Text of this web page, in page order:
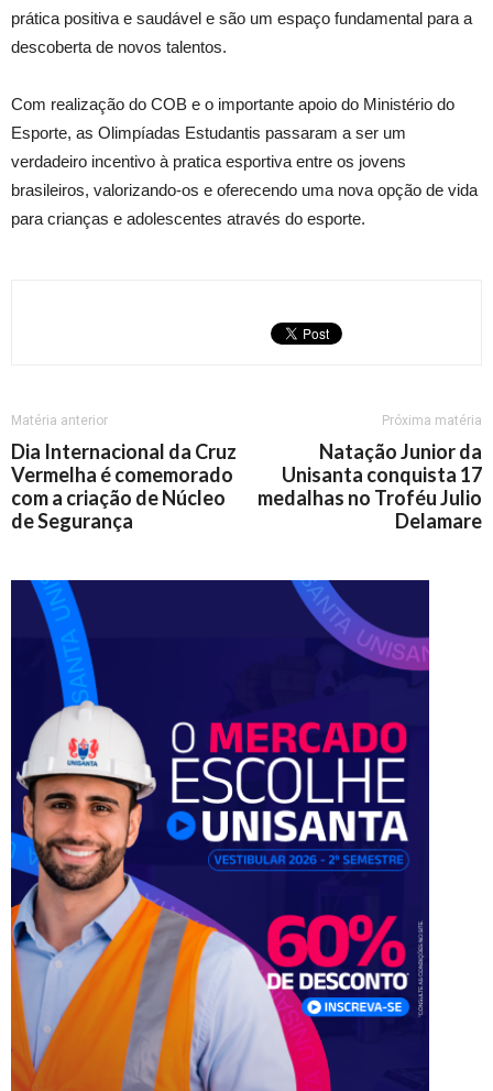
prática positiva e saudável e são um espaço fundamental para a
descoberta de novos talentos.
Com realização do COB e o importante apoio do Ministério do
Esporte, as Olimpíadas Estudantis passaram a ser um
verdadeiro incentivo à pratica esportiva entre os jovens
brasileiros, valorizando-os e oferecendo uma nova opção de vida
para crianças e adolescentes através do esporte.
Matéria anterior
Dia Internacional da Cruz
Vermelha é comemorado
com a criação de Núcleo
de Segurança
Próxima matéria
Natação Junior da
Unisanta conquista 17
medalhas no Troféu Julio
Delamare